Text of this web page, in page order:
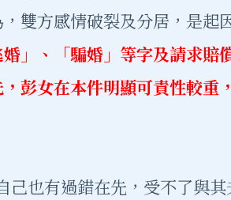
雙方感情破裂及分居，是起
」、「騙婚」等字及請求賠
彭女在本件明顯可責性較重
也有過錯在先，受不了與其